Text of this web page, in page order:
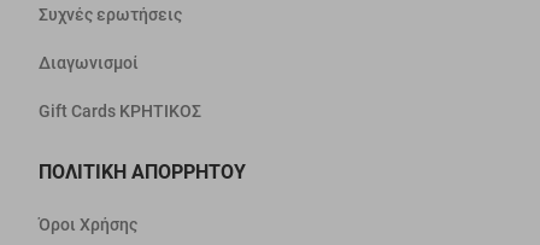
Συχνές ερωτήσεις
Διαγωνισμοί
Gift Cards ΚΡΗΤΙΚΟΣ
ΠΟΛΙΤΙΚΗ ΑΠΟΡΡΗΤΟΥ
Όροι Χρήσης